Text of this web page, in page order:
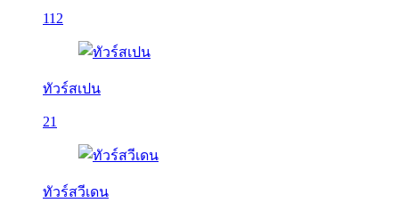
112
ทัวร์สเปน
21
ทัวร์สวีเดน